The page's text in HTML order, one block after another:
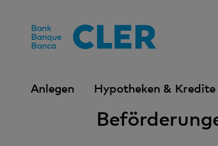
Anlegen Hypotheken & Kredite